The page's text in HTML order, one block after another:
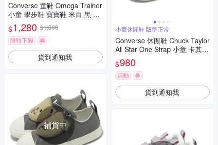
Converse 童鞋 Omega Trainer
小童 學步鞋 寶寶鞋 米白 黑 麂
皮 魔鬼氈 A15561C
$1,280 $1,380
限時下殺
券
貨到通知我
補貨中
小童休閒鞋 版型正常
Converse 休閒鞋 Chuck Taylor
All Star One Strap 小童 卡其
毛絨小熊 小朋友 A10040C
$980
活動 券
貨到通知我